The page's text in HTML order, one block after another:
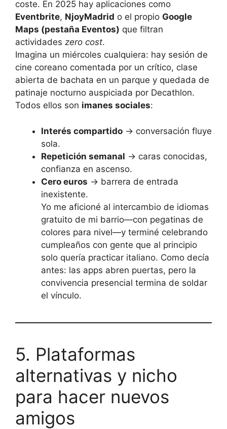
coste. En 2025 hay aplicaciones como
Eventbrite, NjoyMadrid o el propio Google
Maps (pestaña Eventos) que filtran
actividades zero cost.
Imagina un miércoles cualquiera: hay sesión de
cine coreano comentada por un crítico, clase
abierta de bachata en un parque y quedada de
patinaje nocturno auspiciada por Decathlon.
Todos ellos son imanes sociales:
Interés compartido → conversación fluye
sola.
Repetición semanal → caras conocidas,
confianza en ascenso.
Cero euros → barrera de entrada
inexistente.
Yo me aficioné al intercambio de idiomas
gratuito de mi barrio—con pegatinas de
colores para nivel—y terminé celebrando
cumpleaños con gente que al principio
solo quería practicar italiano. Como decía
antes: las apps abren puertas, pero la
convivencia presencial termina de soldar
el vínculo.
5. Plataformas
alternativas y nicho
para hacer nuevos
amigos